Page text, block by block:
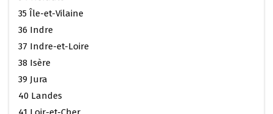
35 Île-et-Vilaine
36 Indre
37 Indre-et-Loire
38 Isère
39 Jura
40 Landes